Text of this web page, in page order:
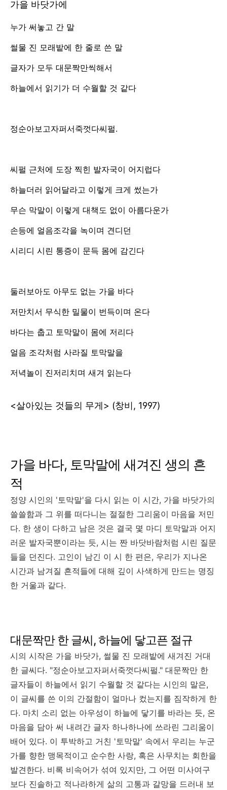
가을 바닷가에
누가 써놓고 간 말
썰물 진 모래밭에 한 줄로 쓴 말
글자가 모두 대문짝만씩해서
하늘에서 읽기가 더 수월할 것 같다
정순아보고자퍼서죽껏다씨펄.
씨펄 근처에 도장 찍힌 발자국이 어지럽다
하늘더러 읽어달라고 이렇게 크게 썼는가
무슨 막말이 이렇게 대책도 없이 아름다운가
손등에 얼음조각을 녹이며 견디던
시리디 시린 통증이 문득 몸에 감긴다
둘러보아도 아무도 없는 가을 바다
저만치서 무식한 밀물이 번득이며 온다
바다는 춥고 토막말이 몸에 저리다
얼음 조각처럼 사라질 토막말을
저녁놀이 진저리치며 새겨 읽는다
<살아있는 것들의 무게> (창비, 1997)
가을 바다, 토막말에 새겨진 생의 흔
적
정양 시인의 '토막말'을 다시 읽는 이 시간, 가을 바닷가의
쓸쓸함과 그 위를 떠다니는 절절한 그리움이 마음을 저민
다. 한 생이 다하고 남은 것은 결국 몇 마디 토막말과 어지
러운 발자국뿐이라는 듯, 시는 짠 바닷바람처럼 시린 질문
들을 던진다. 고인이 남긴 이 시 한 편은, 우리가 지나온
시간과 남겨질 흔적들에 대해 깊이 사색하게 만드는 명징
한 거울과 같다.
대문짝만 한 글씨, 하늘에 닿고픈 절규
시의 시작은 가을 바닷가, 썰물 진 모래밭에 새겨진 거대
한 글씨다. "정순아보고자퍼서죽껏다씨펄." 대문짝만 한
글자들이 하늘에서 읽기 수월할 것 같다는 시인의 말은,
이 글씨를 쓴 이의 간절함이 얼마나 컸는지를 짐작하게 한
다. 마치 소리 없는 아우성이 하늘에 닿기를 바라는 듯, 온
마음을 담아 써 내려간 글자 하나하나에 쓰라린 그리움이
배어 있다. 이 투박하고 거친 '토막말' 속에서 우리는 누군
가를 향한 맹목적이고 순수한 사랑, 혹은 사무치는 회한을
발견한다. 비록 비속어가 섞여 있지만, 그 어떤 미사여구
보다 진솔하고 적나라하게 삶의 고통과 갈망을 드러내 보